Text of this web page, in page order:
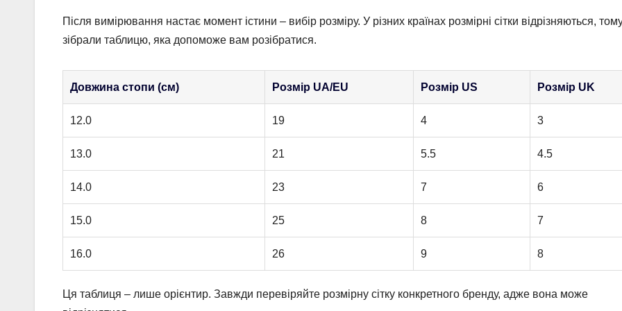
Після вимірювання настає момент істини – вибір розміру. У різних країнах розмірні сітки відрізняються,
зібрали таблицю, яка допоможе вам розібратися.
Довжина стопи (см) Розмір UA/EU Розмір US Розмір UK
12.0 19 4 3
13.0 21 5.5 4.5
14.0 23 7 6
15.0 25 8 7
16.0 26 9 8
Ця таблиця – лише орієнтир. Завжди перевіряйте розмірну сітку конкретного бренду, адже вона може